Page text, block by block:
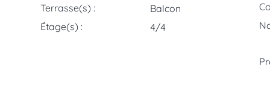
Terrasse(s) :
Balcon
Étage(s) :
4/4